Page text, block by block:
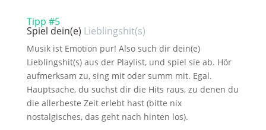
Tipp #5
Spiel dein(e) Lieblingshit(s)
Musik ist Emotion pur! Also such dir dein(e)
Lieblingshit(s) aus der Playlist, und spiel sie ab. Hör
aufmerksam zu, sing mit oder summ mit. Egal.
Hauptsache, du suchst dir die Hits raus, zu denen du
die allerbeste Zeit erlebt hast (bitte nix
nostalgisches, das geht nach hinten los).